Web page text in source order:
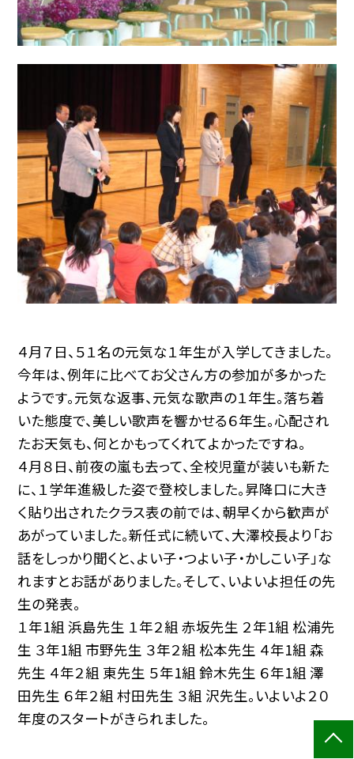
４月７日、５１名の元気な１年生が入学してきました。
今年は、例年に比べてお父さん方の参加が多かった
ようです。元気な返事、元気な歌声の１年生。落ち着
いた態度で、美しい歌声を響かせる６年生。心配され
たお天気も、何とかもってくれてよかったですね。
４月８日、前夜の嵐も去って、全校児童が装いも新た
に、１学年進級した姿で登校しました。昇降口に大き
く貼り出されたクラス表の前では、朝早くから歓声が
あがっていました。新任式に続いて、大澤校長より「お
話をしっかり聞くと、よい子・つよい子・かしこい子」な
れますとお話がありました。そして、いよいよ担任の先
生の発表。
１年1組 浜島先生 １年２組 赤坂先生 ２年1組 松浦先
生 ３年1組 市野先生 ３年２組 松本先生 ４年1組 森
先生 ４年２組 東先生 ５年1組 鈴木先生 ６年1組 澤
田先生 ６年２組 村田先生 ３組 沢先生。いよいよ２０
年度のスタートがきられました。